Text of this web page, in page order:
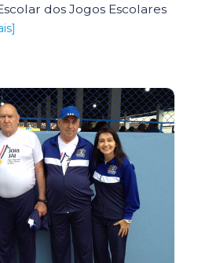
dos Jogos Escolares